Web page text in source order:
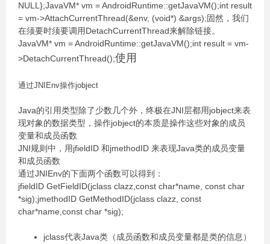
NULL};JavaVM* vm = AndroidRuntime::getJavaVM();int result
= vm->AttachCurrentThread(&env, (void*) &args);固然，我们
在须要时须要调用DetachCurrentThread来解除链接。
JavaVM* vm = AndroidRuntime::getJavaVM();int result = vm-
>DetachCurrentThread();使用
通过JNIEnv操作jobject
Java的引用类型除了少数几个外，终极在JNI层都用jobject来表
现对象的数据类型，操作jobject的本质是操作这些对象的成员
变量和成员函数
JNI规则中，用jfieldID 和jmethodID 来表现Java类的成员变量
和成员函数
通过JNIEnv的下面两个函数可以得到：
jfieldID GetFieldID(jclass clazz,const char*name, const char
*sig);jmethodID GetMethodID(jclass clazz, const
char*name,const char *sig);
jclass代表Java类（成员函数和成员变量都是类的信息）